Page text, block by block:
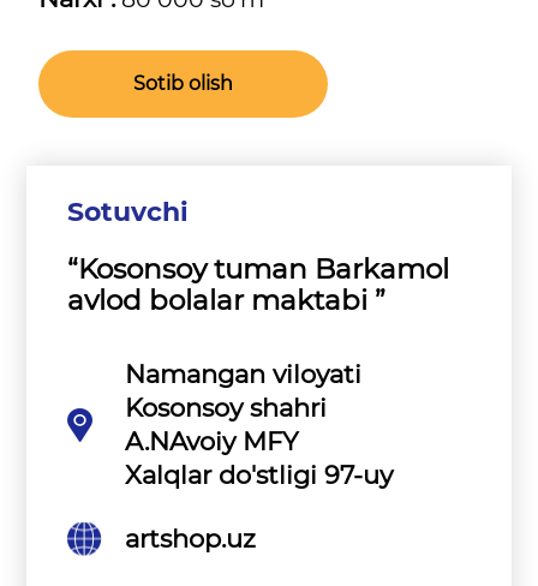
Sotib olish
Sotuvchi
“Kosonsoy tuman Barkamol
avlod bolalar maktabi ”
Namangan viloyati
Kosonsoy shahri
A.NAvoiy MFY
Xalqlar do'stligi 97-uy
artshop.uz